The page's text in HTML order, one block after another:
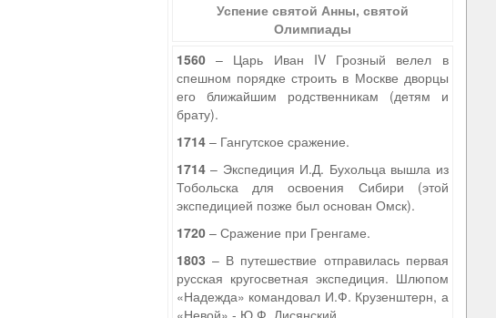
Успение святой Анны, святой
Олимпиады
1560– Царь Иван IV Грозный велел в
спешном порядке строить в Москве дворцы
его ближайшим родственникам (детям и
брату).
1714– Гангутское сражение.
1714– Экспедиция И.Д. Бухольца вышла из
Тобольска для освоения Сибири (этой
экспедицией позже был основан Омск).
1720– Сражение при Гренгаме.
1803 – В путешествие отправилась первая
русская кругосветная экспедиция. Шлюпом
«Надежда» командовал И.Ф. Крузенштерн, а
«Невой» - Ю.Ф. Лисянский.